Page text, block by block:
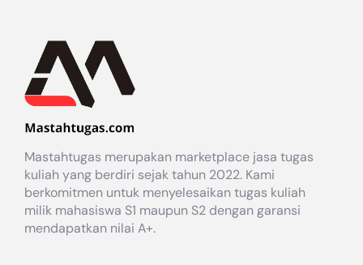
Mastahtugas merupakan marketplace jasa tugas
kuliah yang berdiri sejak tahun 2022. Kami
berkomitmen untuk menyelesaikan tugas kuliah
milik mahasiswa S1 maupun S2 dengan garansi
mendapatkan nilai A+.